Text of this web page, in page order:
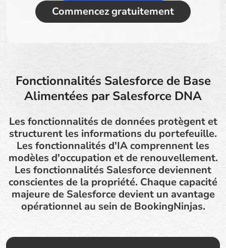
Commencez gratuitement
Fonctionnalités Salesforce de Base
Alimentées par Salesforce DNA
Les fonctionnalités de données protègent et
structurent les informations du portefeuille.
Les fonctionnalités d'IA comprennent les
modèles d'occupation et de renouvellement.
Les fonctionnalités Salesforce deviennent
conscientes de la propriété. Chaque capacité
majeure de Salesforce devient un avantage
opérationnel au sein de BookingNinjas.